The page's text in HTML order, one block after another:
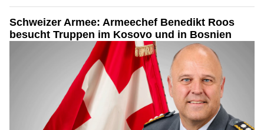
Schweizer Armee: Armeechef Benedikt Roos
besucht Truppen im Kosovo und in Bosnien